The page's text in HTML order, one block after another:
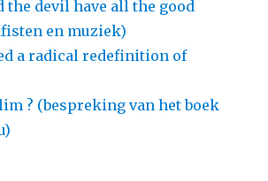
the devil have all the good
en muziek)
a radical redefinition of
? (bespreking van het boek